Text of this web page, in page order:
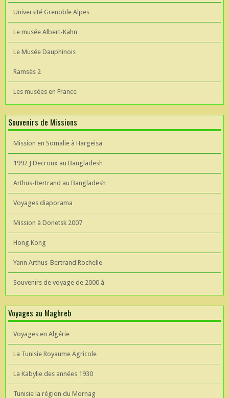
Université Grenoble Alpes
Le musée Albert-Kahn
Le Musée Dauphinois
Ramsès 2
Les musées en France
Souvenirs de Missions
Mission en Somalie à Hargeisa
1992 J Decroux au Bangladesh
Arthus-Bertrand au Bangladesh
Voyages diaporama
Mission à Donetsk 2007
Hong Kong
Yann Arthus-Bertrand Rochelle
Souvenirs de voyage de 2000 à
Voyages au Maghreb
Voyages en Algérie
La Tunisie Royaume Agricole
La Kabylie des années 1930
Tunisie la région du Mornag